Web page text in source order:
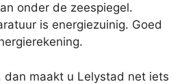
onder de zeespiegel.
is energiezuinig. Goed
dan maakt u Lelystad net iets